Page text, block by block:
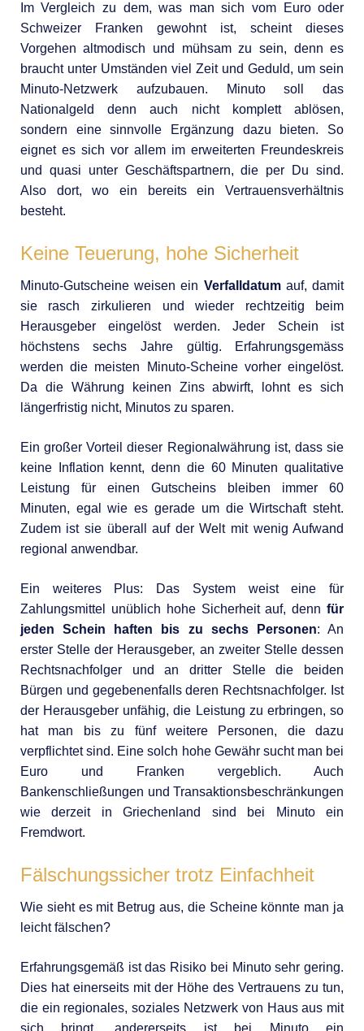
Im Vergleich zu dem, was man sich vom Euro oder
Schweizer Franken gewohnt ist, scheint dieses
Vorgehen altmodisch und mühsam zu sein, denn es
braucht unter Umständen viel Zeit und Geduld, um sein
Minuto-Netzwerk aufzubauen. Minuto soll das
Nationalgeld denn auch nicht komplett ablösen,
sondern eine sinnvolle Ergänzung dazu bieten. So
eignet es sich vor allem im erweiterten Freundeskreis
und quasi unter Geschäftspartnern, die per Du sind.
Also dort, wo ein bereits ein Vertrauensverhältnis
besteht.
Keine Teuerung, hohe Sicherheit
Minuto-Gutscheine weisen ein Verfalldatumauf, damit
sie rasch zirkulieren und wieder rechtzeitig beim
Herausgeber eingelöst werden. Jeder Schein ist
höchstens sechs Jahre gültig. Erfahrungsgemäss
werden die meisten Minuto-Scheine vorher eingelöst.
Da die Währung keinen Zins abwirft, lohnt es sich
längerfristig nicht, Minutos zu sparen.
Ein großer Vorteil dieser Regionalwährung ist, dass sie
keine Inflation kennt, denn die 60 Minuten qualitative
Leistung für einen Gutscheins bleiben immer 60
Minuten, egal wie es gerade um die Wirtschaft steht.
Zudem ist sie überall auf der Welt mit wenig Aufwand
regional anwendbar.
Ein weiteres Plus: Das System weist eine für
Zahlungsmittel unüblich hohe Sicherheit auf, dennfür
jeden Schein haften bis zu sechs Personen: An
erster Stelle der Herausgeber, an zweiter Stelle dessen
Rechtsnachfolger und an dritter Stelle die beiden
Bürgen und gegebenenfalls deren Rechtsnachfolger. Ist
der Herausgeber unfähig, die Leistung zu erbringen, so
hat man bis zu fünf weitere Personen, die dazu
verpflichtet sind. Eine solch hohe Gewähr sucht man bei
Euro und Franken vergeblich. Auch
Bankenschließungen und Transaktionsbeschränkungen
wie derzeit in Griechenland sind bei Minuto ein
Fremdwort.
Fälschungssicher trotz Einfachheit
Wie sieht es mit Betrug aus, die Scheine könnte man ja
leicht fälschen?
Erfahrungsgemäß ist das Risiko bei Minuto sehr gering.
Dies hat einerseits mit der Höhe des Vertrauens zu tun,
die ein regionales, soziales Netzwerk von Haus aus mit